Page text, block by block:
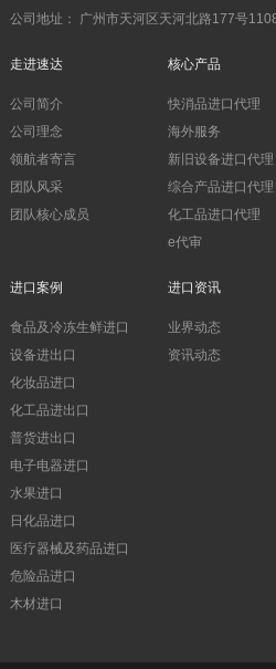
公司地址： 广州市天河区天河北路177号
走进速达
公司简介
公司理念
领航者寄言
团队风采
团队核心成员
核心产品
快消品进口代理
海外服务
新旧设备进口代理
综合产品进口代理
化工品进口代理
e代审
进口案例
食品及冷冻生鲜进口
设备进出口
化妆品进口
化工品进出口
普货进出口
电子电器进口
水果进口
日化品进口
医疗器械及药品进口
危险品进口
木材进口
进口资讯
业界动态
资讯动态